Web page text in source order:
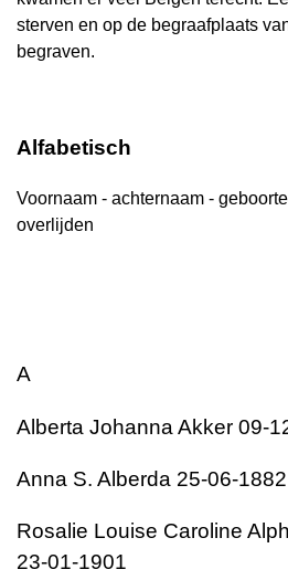
sterven en op de begraafplaats
begraven.
Alfabetisch
Voornaam - achternaam -
overlijden
A
Alberta Johanna Akker 09-
Anna S. Alberda 25-06-
Rosalie Louise Caroline
23-01-1901